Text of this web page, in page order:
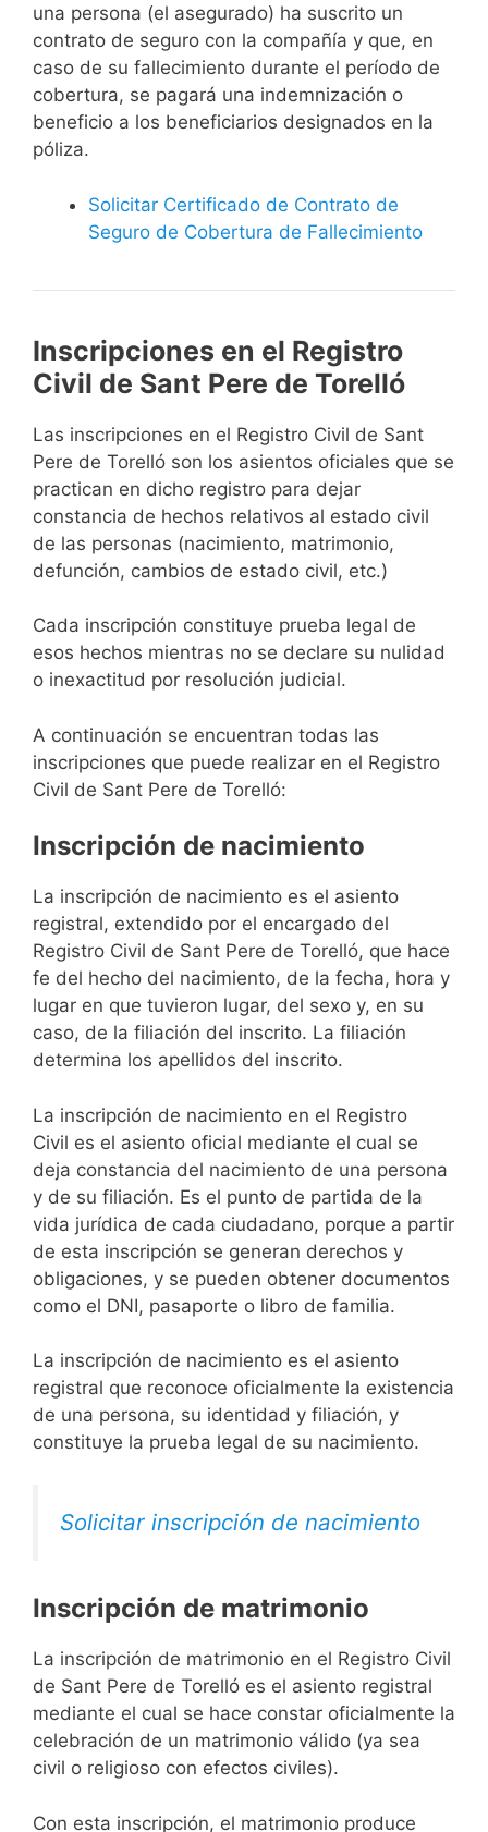
una persona (el asegurado) ha suscrito un
contrato de seguro con la compañía y que, en
caso de su fallecimiento durante el período de
cobertura, se pagará una indemnización o
beneficio a los beneficiarios designados en la
póliza.
Solicitar Certificado de Contrato de
Seguro de Cobertura de Fallecimiento
Inscripciones en el Registro
Civil de Sant Pere de Torelló
Las inscripciones en el Registro Civil de Sant
Pere de Torelló son los asientos oficiales que se
practican en dicho registro para dejar
constancia de hechos relativos al estado civil
de las personas (nacimiento, matrimonio,
defunción, cambios de estado civil, etc.)
Cada inscripción constituye prueba legal de
esos hechos mientras no se declare su nulidad
o inexactitud por resolución judicial.
A continuación se encuentran todas las
inscripciones que puede realizar en el Registro
Civil de Sant Pere de Torelló:
Inscripción de nacimiento
La inscripción de nacimiento es el asiento
registral, extendido por el encargado del
Registro Civil de Sant Pere de Torelló, que hace
fe del hecho del nacimiento, de la fecha, hora y
lugar en que tuvieron lugar, del sexo y, en su
caso, de la filiación del inscrito. La filiación
determina los apellidos del inscrito.
La inscripción de nacimiento en el Registro
Civil es el asiento oficial mediante el cual se
deja constancia del nacimiento de una persona
y de su filiación. Es el punto de partida de la
vida jurídica de cada ciudadano, porque a partir
de esta inscripción se generan derechos y
obligaciones, y se pueden obtener documentos
como el DNI, pasaporte o libro de familia.
La inscripción de nacimiento es el asiento
registral que reconoce oficialmente la existencia
de una persona, su identidad y filiación, y
constituye la prueba legal de su nacimiento.
Solicitar inscripción de nacimiento
Inscripción de matrimonio
La inscripción de matrimonio en el Registro Civil
de Sant Pere de Torelló es el asiento registral
mediante el cual se hace constar oficialmente la
celebración de un matrimonio válido (ya sea
civil o religioso con efectos civiles).
Con esta inscripción, el matrimonio produce